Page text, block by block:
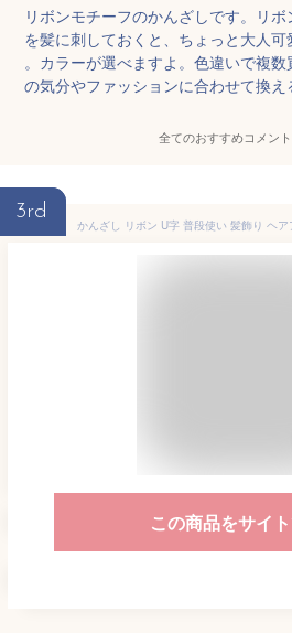
リボンモチーフのかんざしです。リ
を髪に刺しておくと、ちょっと大人
。カラーが選べますよ。色違いで複
の気分やファッションに合わせて換え
全てのおすすめコメント
3rd
この商品をサイ